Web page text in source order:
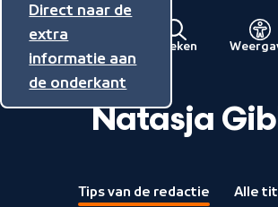
Direct naar de
inhoud
Direct naar de
hoofdnavigatie
Direct naar de
extra
informatie aan
de onderkant
Menu
Naar
de
beginpagina
Zoeken
Natasja
Tips van de redactie Alle